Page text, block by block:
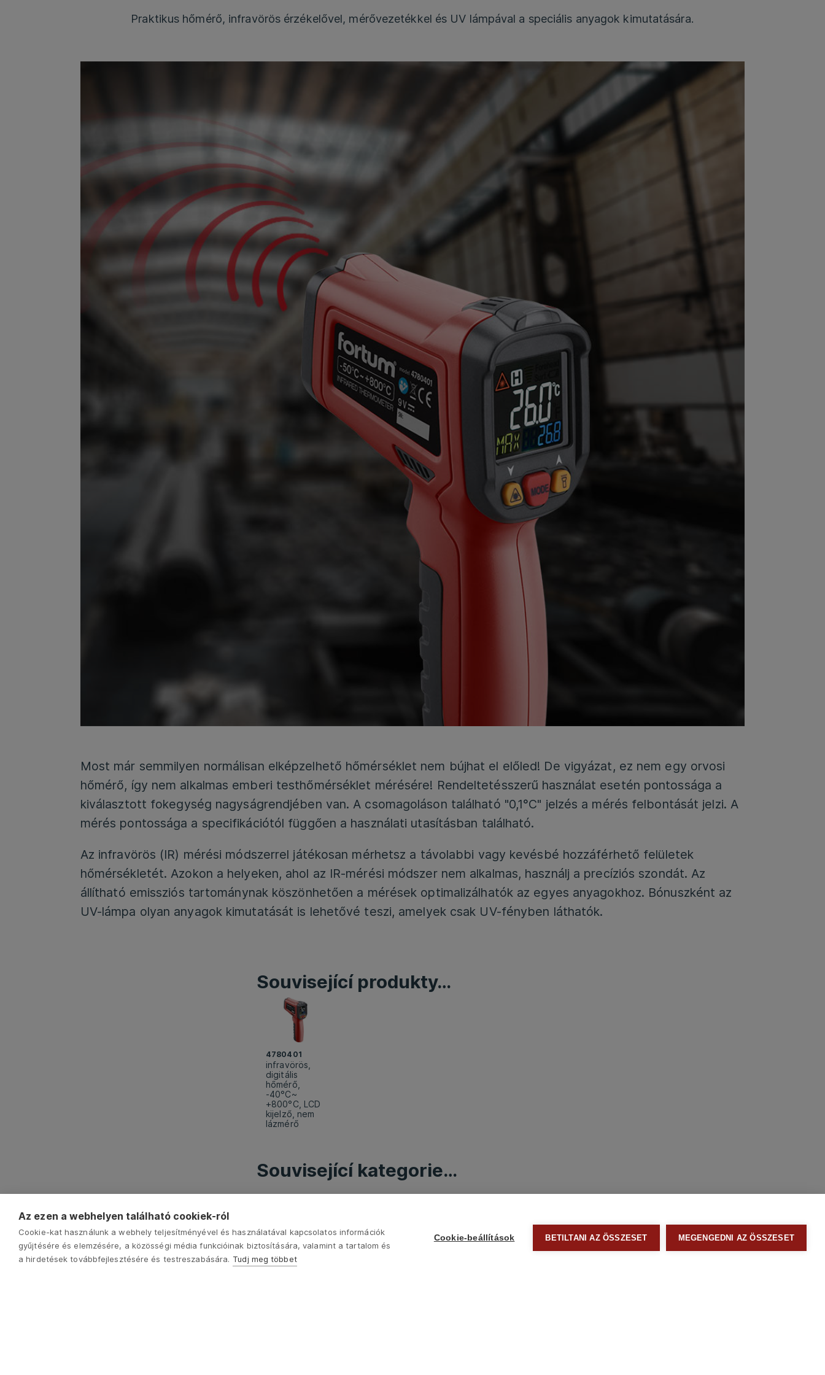
Praktikus hőmérő, infravörös érzékelővel, mérővezetékkel és UV lámpával a speciális anyagok kimutatására.
Most már semmilyen normálisan elképzelhető hőmérséklet nem bújhat el előled! De vigyázat, ez nem egy orvosi
hőmérő, így nem alkalmas emberi testhőmérséklet mérésére! Rendeltetésszerű használat esetén pontossága a
kiválasztott fokegység nagyságrendjében van. A csomagoláson található "0,1°C" jelzés a mérés felbontását jelzi. A
mérés pontossága a specifikációtól függően a használati utasításban található.
Az infravörös (IR) mérési módszerrel játékosan mérhetsz a távolabbi vagy kevésbé hozzáférhető felületek
hőmérsékletét. Azokon a helyeken, ahol az IR-mérési módszer nem alkalmas, használj a precíziós szondát. Az
állítható emissziós tartománynak köszönhetően a mérések optimalizálhatók az egyes anyagokhoz. Bónuszként az
UV-lámpa olyan anyagok kimutatását is lehetővé teszi, amelyek csak UV-fényben láthatók.
Související produkty…
4780401
infravörös,
digitális
hőmérő,
-40°C~
+800°C, LCD
kijelző, nem
lázmérő
Související kategorie…
Zpět na články
Az ezen a webhelyen található cookiek-ról
Cookie-kat használunk a webhely teljesítményével és használatával kapcsolatos információk
gyűjtésére és elemzésére, a közösségi média funkcióinak biztosítására, valamint a tartalom és
a hirdetések továbbfejlesztésére és testreszabására. Tudj meg többet
Cookie-beállítások BETILTANI AZ ÖSSZESET MEGENGEDNI AZ ÖSSZESET